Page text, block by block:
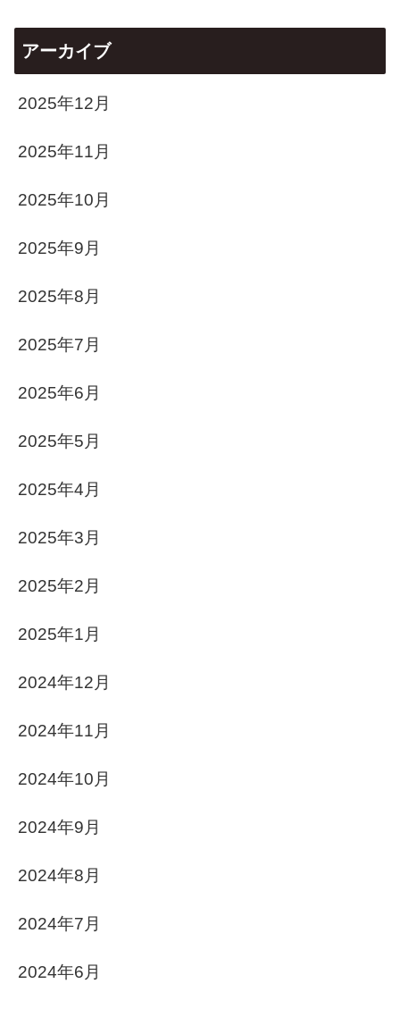
アーカイブ
2025年12月
2025年11月
2025年10月
2025年9月
2025年8月
2025年7月
2025年6月
2025年5月
2025年4月
2025年3月
2025年2月
2025年1月
2024年12月
2024年11月
2024年10月
2024年9月
2024年8月
2024年7月
2024年6月